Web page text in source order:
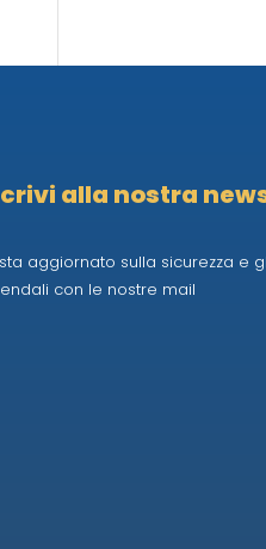
alla nostra
aggiornato sulla sicurezza e
con le nostre mail